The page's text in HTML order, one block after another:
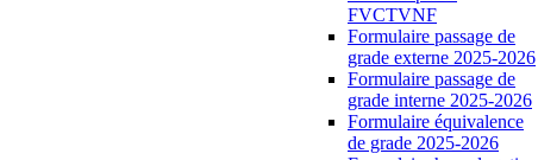
FVCTVNF
Formulaire passage de
grade externe 2025-2026
Formulaire passage de
grade interne 2025-2026
Formulaire équivalence
de grade 2025-2026